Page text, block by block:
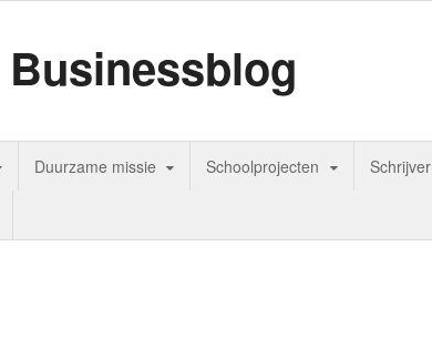
Duurzame missie Schoolprojecten Schrijver